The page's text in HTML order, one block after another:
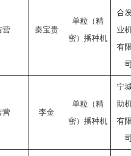
营 秦宝贵
单粒（精
密）播种机
合
业
有
营 李金
单粒（精
密）播种机
宁
助
有